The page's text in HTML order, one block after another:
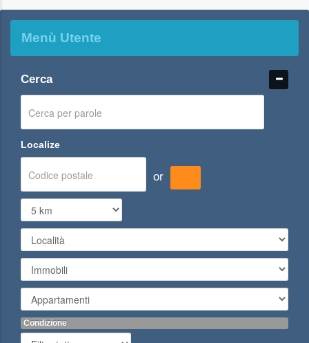
Menù Utente
Cerca
Localize
or
Condizione